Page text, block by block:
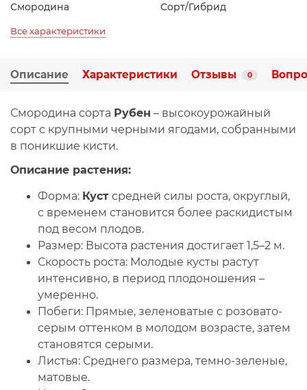
Смородина Сорт/Гибрид
Все характеристики
Описание Характеристики Отзывы 0
Смородина сорта Рубен – высокоурожайный
сорт с крупными черными ягодами, собранными
в поникшие кисти.
Описание растения:
Форма: Куст средней силы роста, округлый,
с временем становится более раскидистым
под весом плодов.
Размер: Высота растения достигает 1,5–2 м.
Скорость роста: Молодые кусты растут
интенсивно, в период плодоношения –
умеренно.
Побеги: Прямые, зеленоватые с розовато-
серым оттенком в молодом возрасте, затем
становятся серыми.
Листья: Среднего размера, темно-зеленые,
матовые.